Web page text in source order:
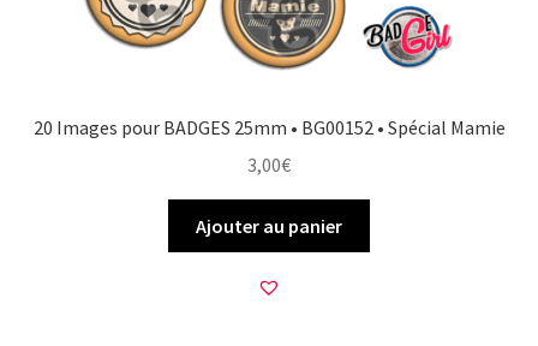
20 Images pour BADGES 25mm • BG00152 • Spécial Mamie
3,00€
Ajouter au panier